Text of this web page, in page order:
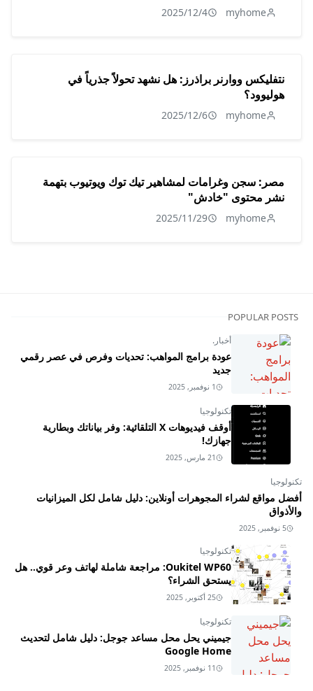
myhome
2025/12/4
نتفليكس ووارنر براذرز: هل نشهد تحولاً جذرياً في
هوليوود؟
myhome
2025/12/6
مصر: سجن وغرامات لمشاهير تيك توك ويوتيوب بتهمة
نشر محتوى "خادش"
myhome
2025/11/29
POPULAR POSTS
أخبار.
عودة برامج المواهب: تحديات وفرص في عصر رقمي
جديد
1 نوفمبر, 2025
تكنولوجيا
أوقف فيديوهات X التلقائية: وفر بياناتك وبطارية
جهازك!
21 مارس, 2025
تكنولوجيا
أفضل مواقع لشراء المجوهرات أونلاين: دليل شامل لكل الميزانيات
والأذواق
5 نوفمبر, 2025
تكنولوجيا
Oukitel WP60: مراجعة شاملة لهاتف وعر قوي.. هل
يستحق الشراء؟
25 أكتوبر, 2025
تكنولوجيا
جيميني يحل محل مساعد جوجل: دليل شامل لتحديث
Google Home
11 نوفمبر, 2025